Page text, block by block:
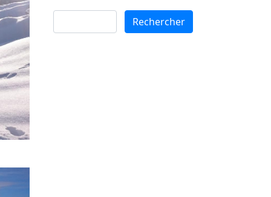
Rechercher Rechercher